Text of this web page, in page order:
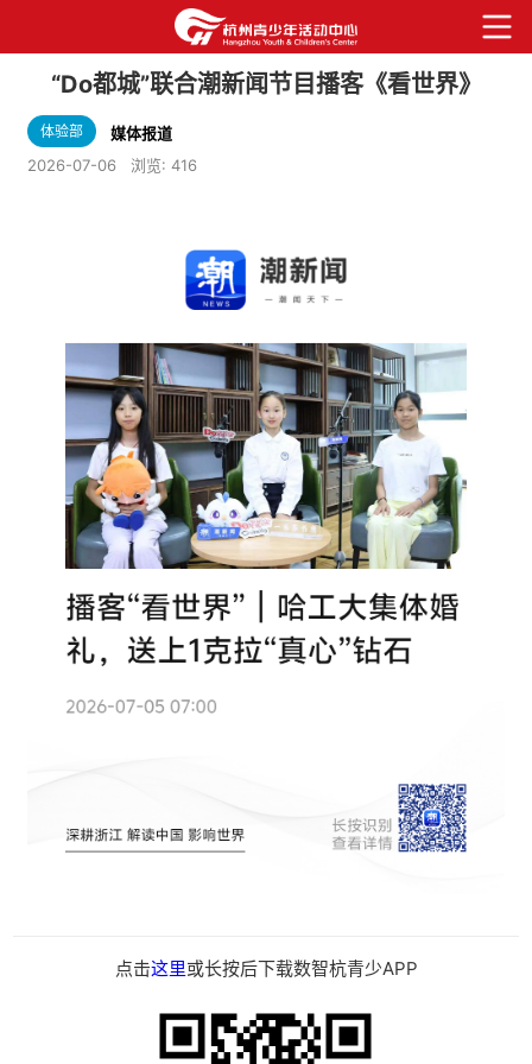
“Do都城”联合潮新闻节目播客《看世界》
体验部
媒体报道
2026-07-06
浏览: 416
点击这里或长按后下载数智杭青少APP